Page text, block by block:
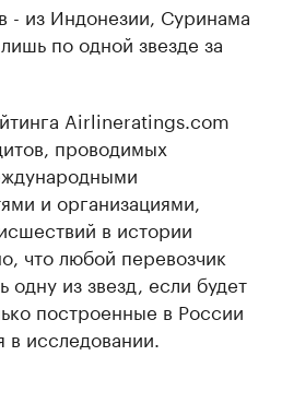
- из Индонезии, Суринама
по одной звезде за
Airlineratings.com
проводимых
и организациями,
в истории
что любой перевозчик
одну из звезд, если будет
построенные в России
исследовании.